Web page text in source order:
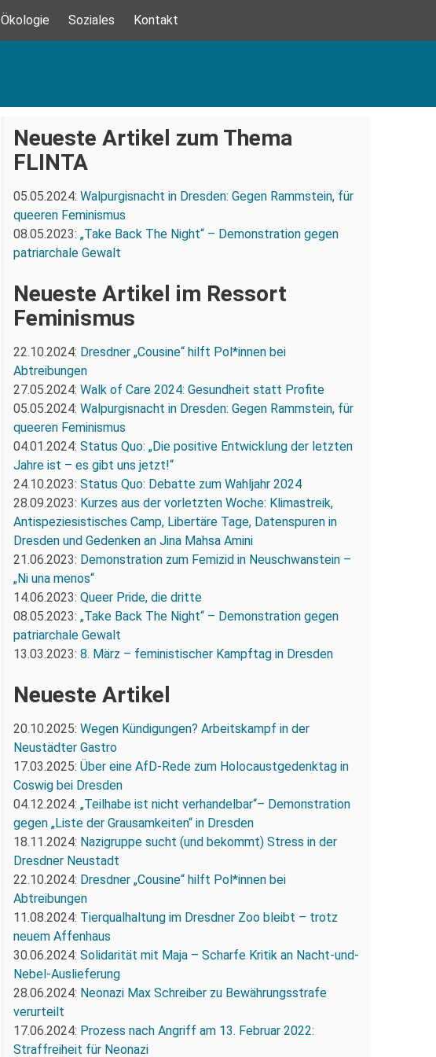
Ökologie Soziales Kontakt
Neueste Artikel zum Thema
FLINTA
05.05.2024: Walpurgisnacht in Dresden: Gegen Rammstein, für
queeren Feminismus
08.05.2023: „Take Back The Night“ – Demonstration gegen
patriarchale Gewalt
Neueste Artikel im Ressort
Feminismus
22.10.2024: Dresdner „Cousine“ hilft Pol*innen bei
Abtreibungen
27.05.2024: Walk of Care 2024: Gesundheit statt Profite
05.05.2024: Walpurgisnacht in Dresden: Gegen Rammstein, für
queeren Feminismus
04.01.2024: Status Quo: „Die positive Entwicklung der letzten
Jahre ist – es gibt uns jetzt!“
24.10.2023: Status Quo: Debatte zum Wahljahr 2024
28.09.2023: Kurzes aus der vorletzten Woche: Klimastreik,
Antispeziesistisches Camp, Libertäre Tage, Datenspuren in
Dresden und Gedenken an Jina Mahsa Amini
21.06.2023: Demonstration zum Femizid in Neuschwanstein –
„Ni una menos“
14.06.2023: Queer Pride, die dritte
08.05.2023: „Take Back The Night“ – Demonstration gegen
patriarchale Gewalt
13.03.2023: 8. März – feministischer Kampftag in Dresden
Neueste Artikel
20.10.2025: Wegen Kündigungen? Arbeitskampf in der
Neustädter Gastro
17.03.2025: Über eine AfD-Rede zum Holocaustgedenktag in
Coswig bei Dresden
04.12.2024: „Teilhabe ist nicht verhandelbar“– Demonstration
gegen „Liste der Grausamkeiten“ in Dresden
18.11.2024: Nazigruppe sucht (und bekommt) Stress in der
Dresdner Neustadt
22.10.2024: Dresdner „Cousine“ hilft Pol*innen bei
Abtreibungen
11.08.2024: Tierqualhaltung im Dresdner Zoo bleibt – trotz
neuem Affenhaus
30.06.2024: Solidarität mit Maja – Scharfe Kritik an Nacht-und-
Nebel-Auslieferung
28.06.2024: Neonazi Max Schreiber zu Bewährungsstrafe
verurteilt
17.06.2024: Prozess nach Angriff am 13. Februar 2022:
Straffreiheit für Neonazi